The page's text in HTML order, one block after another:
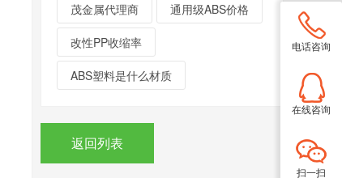
茂金属代理商 通用级ABS价格
改性PP收缩率
ABS塑料是什么材质
返回列表
电话咨询
在线咨询
扫一扫